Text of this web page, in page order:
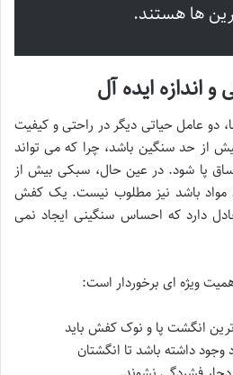
ها هستند.
اندازه ایده آل
دو عامل حیاتی دیگر در راحتی و کیفیت
از حد سنگین باشد، چرا که می تواند
پا شود. در عین حال، سبکی بیش از
مواد باشد نیز مطلوب نیست. یک کفش
دارد که احساس سنگینی ایجاد نمی
ویژه ای برخوردار است:
انگشت پا و نوک کفش باید
داشته باشد تا انگشتان